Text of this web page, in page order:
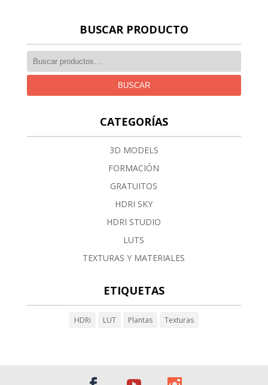
BUSCAR PRODUCTO
BUSCAR
CATEGORÍAS
3D MODELS
FORMACIÓN
GRATUITOS
HDRI SKY
HDRI STUDIO
LUTS
TEXTURAS Y MATERIALES
ETIQUETAS
HDRi LUT Plantas Texturas